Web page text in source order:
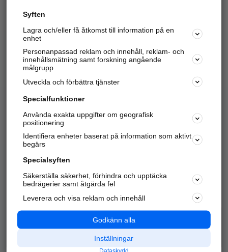
Hitta.se - Gratis nummerupplysning.
Sök företag, personer och platser.
Hitta telefonnummer, adresser, företagsinfo mm.
Marknadsför företaget
Kom igång och annonsera mot
samarbetspartners nära dig.
Alla kategorier
Populära sökningar
API & Kartor
Annonsera
Integritet
Nödnummer
Syften
Lagra och/eller få åtkomst till information på en
enhet
Personanpassad reklam och innehåll, reklam- och
innehållsmätning samt forskning angående
målgrupp
Utveckla och förbättra tjänster
Specialfunktioner
Använda exakta uppgifter om geografisk
positionering
Identifiera enheter baserat på information som aktivt
begärs
Specialsyften
Säkerställa säkerhet, förhindra och upptäcka
bedrägerier samt åtgärda fel
Leverera och visa reklam och innehåll
Godkänn alla
Inställningar
Dataskydd